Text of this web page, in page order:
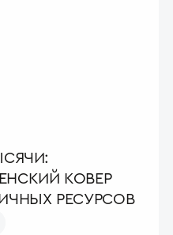
КОВЕР
РЕСУРСОВ